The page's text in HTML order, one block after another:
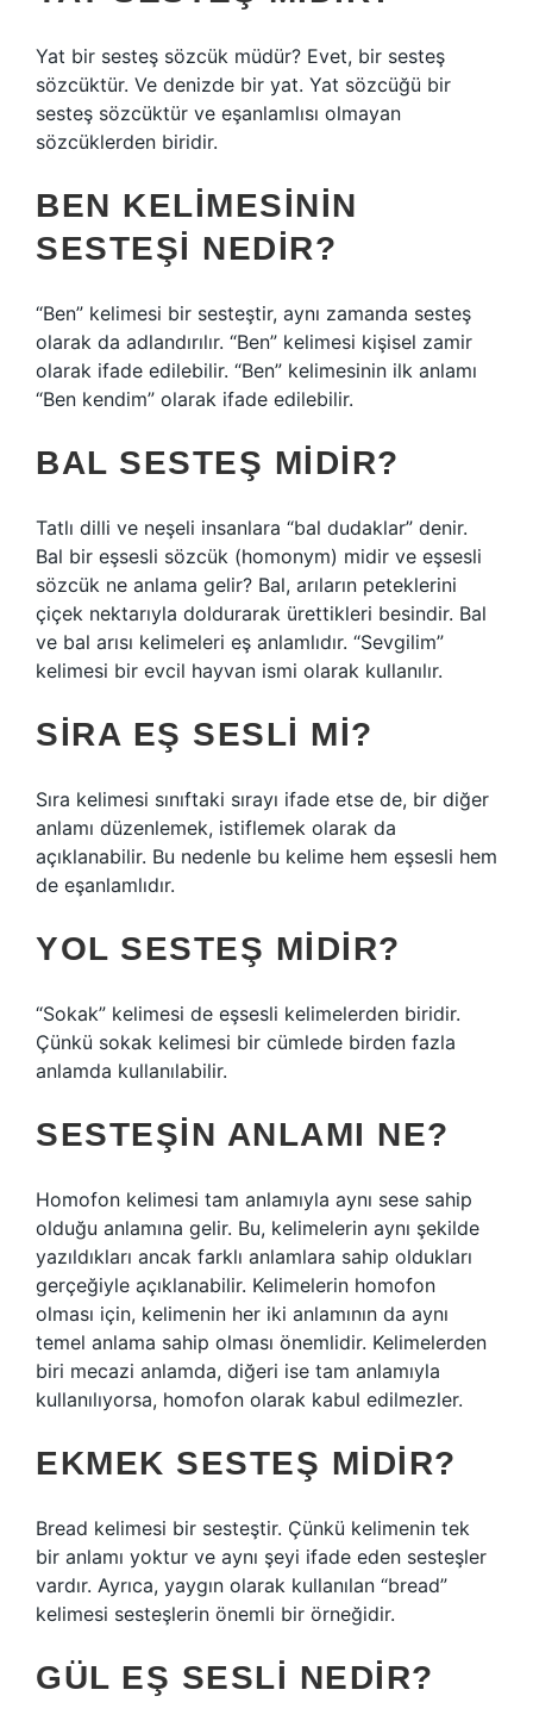
Yat bir sesteş sözcük müdür? Evet, bir sesteş
sözcüktür. Ve denizde bir yat. Yat sözcüğü bir
sesteş sözcüktür ve eşanlamlısı olmayan
sözcüklerden biridir.
BEN KELIMESININ
SESTEŞI NEDIR?
“Ben” kelimesi bir sesteştir, aynı zamanda sesteş
olarak da adlandırılır. “Ben” kelimesi kişisel zamir
olarak ifade edilebilir. “Ben” kelimesinin ilk anlamı
“Ben kendim” olarak ifade edilebilir.
BAL SESTEŞ MIDIR?
Tatlı dilli ve neşeli insanlara “bal dudaklar” denir.
Bal bir eşsesli sözcük (homonym) midir ve eşsesli
sözcük ne anlama gelir? Bal, arıların peteklerini
çiçek nektarıyla doldurarak ürettikleri besindir. Bal
ve bal arısı kelimeleri eş anlamlıdır. “Sevgilim”
kelimesi bir evcil hayvan ismi olarak kullanılır.
SIRA EŞ SESLI MI?
Sıra kelimesi sınıftaki sırayı ifade etse de, bir diğer
anlamı düzenlemek, istiflemek olarak da
açıklanabilir. Bu nedenle bu kelime hem eşsesli hem
de eşanlamlıdır.
YOL SESTEŞ MIDIR?
“Sokak” kelimesi de eşsesli kelimelerden biridir.
Çünkü sokak kelimesi bir cümlede birden fazla
anlamda kullanılabilir.
SESTEŞIN ANLAMI NE?
Homofon kelimesi tam anlamıyla aynı sese sahip
olduğu anlamına gelir. Bu, kelimelerin aynı şekilde
yazıldıkları ancak farklı anlamlara sahip oldukları
gerçeğiyle açıklanabilir. Kelimelerin homofon
olması için, kelimenin her iki anlamının da aynı
temel anlama sahip olması önemlidir. Kelimelerden
biri mecazi anlamda, diğeri ise tam anlamıyla
kullanılıyorsa, homofon olarak kabul edilmezler.
EKMEK SESTEŞ MIDIR?
Bread kelimesi bir sesteştir. Çünkü kelimenin tek
bir anlamı yoktur ve aynı şeyi ifade eden sesteşler
vardır. Ayrıca, yaygın olarak kullanılan “bread”
kelimesi sesteşlerin önemli bir örneğidir.
GÜL EŞ SESLI NEDIR?